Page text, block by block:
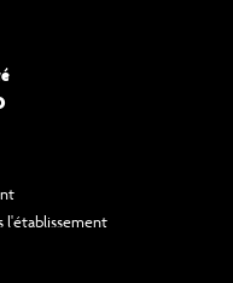
l'établissement